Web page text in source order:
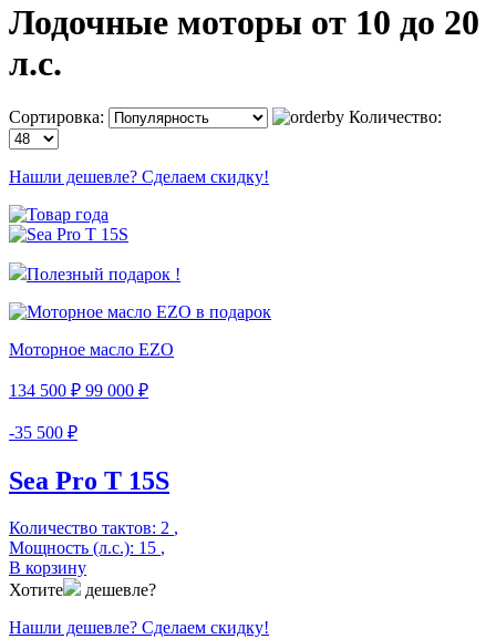
Лодочные моторы от 10 до 20
л.с.
Сортировка: Количество:
Нашли дешевле? Сделаем скидку!
Полезный подарок !
Моторное масло EZO
134 500 ₽ 99 000 ₽
-35 500 ₽
Sea Pro Т 15S
Количество тактов: 2 ,
Мощность (л.с.): 15 ,
В корзину
Хотите
дешевле?
Нашли дешевле? Сделаем скидку!